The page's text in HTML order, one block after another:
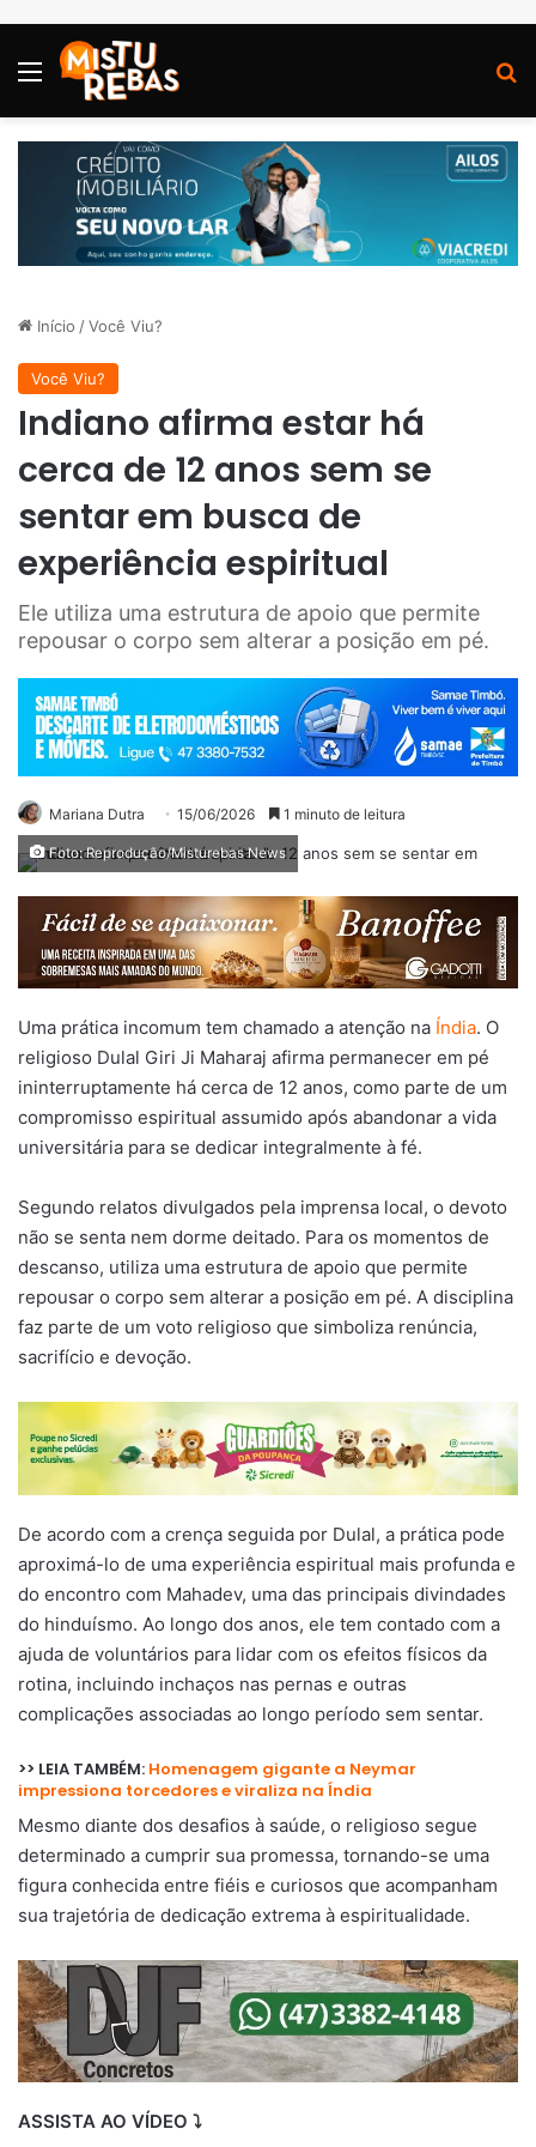
Menu
Início /Você Viu?
Você Viu?
Indiano afirma estar há
cerca de 12 anos sem se
sentar em busca de
experiência espiritual
Ele utiliza uma estrutura de apoio que permite
repousar o corpo sem alterar a posição em pé.
Mariana Dutra 15/06/2026 1 minuto de leitura
Foto: Reprodução/Misturebas News
Uma prática incomum tem chamado a atenção na Índia. O
religioso Dulal Giri Ji Maharaj afirma permanecer em pé
ininterruptamente há cerca de 12 anos, como parte de um
compromisso espiritual assumido após abandonar a vida
universitária para se dedicar integralmente à fé.
Segundo relatos divulgados pela imprensa local, o devoto
não se senta nem dorme deitado. Para os momentos de
descanso, utiliza uma estrutura de apoio que permite
repousar o corpo sem alterar a posição em pé. A disciplina
faz parte de um voto religioso que simboliza renúncia,
sacrifício e devoção.
De acordo com a crença seguida por Dulal, a prática pode
aproximá-lo de uma experiência espiritual mais profunda e
do encontro com Mahadev, uma das principais divindades
do hinduísmo. Ao longo dos anos, ele tem contado com a
ajuda de voluntários para lidar com os efeitos físicos da
rotina, incluindo inchaços nas pernas e outras
complicações associadas ao longo período sem sentar.
>> LEIA TAMBÉM: Homenagem gigante a Neymar
impressiona torcedores e viraliza na Índia
Mesmo diante dos desafios à saúde, o religioso segue
determinado a cumprir sua promessa, tornando-se uma
figura conhecida entre fiéis e curiosos que acompanham
sua trajetória de dedicação extrema à espiritualidade.
ASSISTA AO VÍDEO ⤵️